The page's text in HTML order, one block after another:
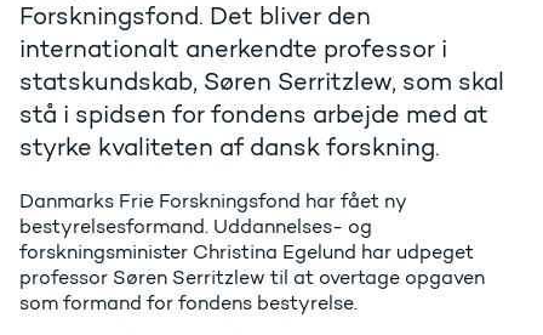
Forskningsfond. Det bliver den
internationalt anerkendte professor i
statskundskab, Søren Serritzlew, som skal
stå i spidsen for fondens arbejde med at
styrke kvaliteten af dansk forskning.
Danmarks Frie Forskningsfond har fået ny
bestyrelsesformand. Uddannelses- og
forskningsminister Christina Egelund har udpeget
professor Søren Serritzlew til at overtage opgaven
som formand for fondens bestyrelse.